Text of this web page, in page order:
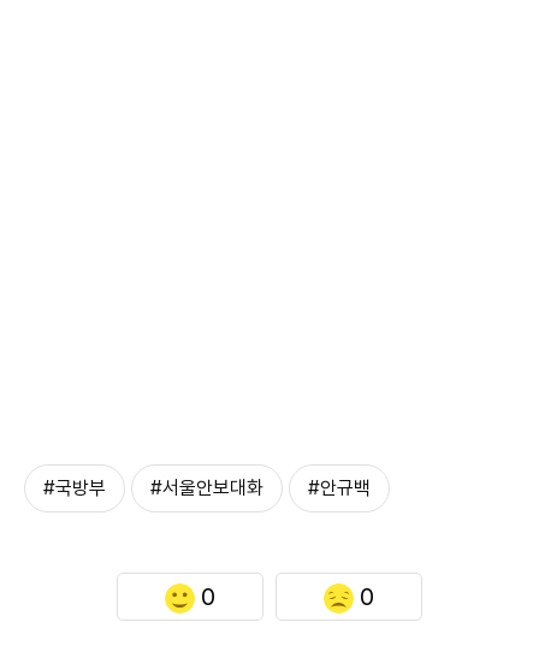
#국방부 #서울안보대화 #안규백
0 0